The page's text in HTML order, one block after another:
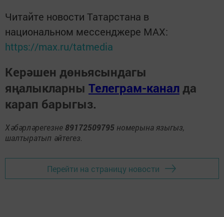
Читайте новости Татарстана в
национальном мессенджере MАХ:
https://max.ru/tatmedia
Керәшен дөньясындагы
яңалыкларны Телеграм-канал да
карап барыгыз.
Хәбәрләрегезне 89172509795 номерына языгыз,
шалтыратып әйтегез.
Перейти на страницу новости